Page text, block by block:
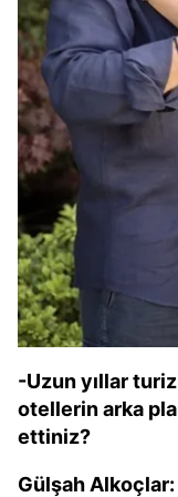
-Uzun yıllar
otellerin arka
ettiniz?
Gülşah Alkoçlar: